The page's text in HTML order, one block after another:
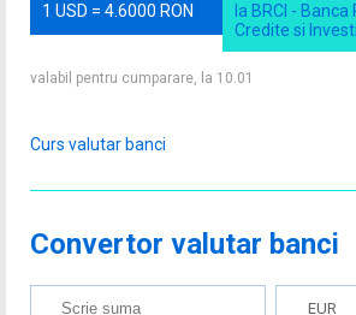
1 USD = 4.6000 RON
la BRCI -
Credite si
valabil pentru cumparare, la 10.01
Curs valutar banci
Convertor valutar banci
EUR